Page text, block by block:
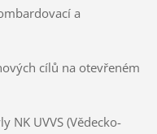
a
cílů na otevřeném
UVVS (Vědecko-